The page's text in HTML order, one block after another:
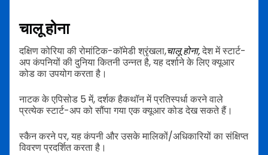
चालू होना
दक्षिण कोरिया की रोमांटिक-कॉमेडी श्रृंखला,चालू होना,देश में स्टार्ट-
अप कंपनियों की दुनिया कितनी उन्नत है, यह दर्शाने के लिए क्यूआर
कोड का उपयोग करता है।
नाटक के एपिसोड 5 में, दर्शक हैकथॉन में प्रतिस्पर्धा करने वाले
प्रत्येक स्टार्ट-अप को सौंपा गया एक क्यूआर कोड देख सकते हैं।
स्कैन करने पर, यह कंपनी और उसके मालिकों/अधिकारियों का संक्षिप्त
विवरण प्रदर्शित करता है।